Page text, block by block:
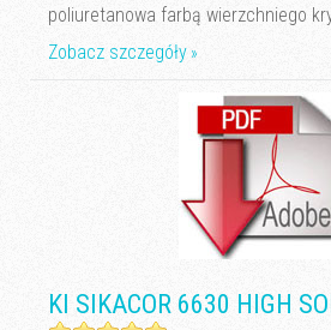
poliuretanowa farbą wierzchniego
Zobacz szczegóły
KI SIKACOR 6630 HIGH